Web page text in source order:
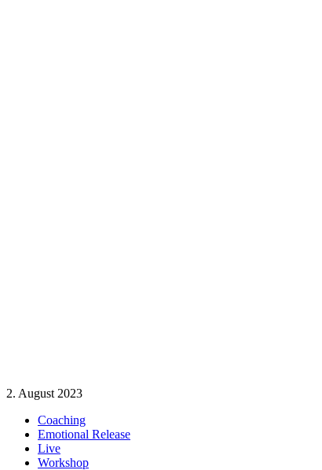
2. August 2023
Coaching
Emotional Release
Live
Workshop